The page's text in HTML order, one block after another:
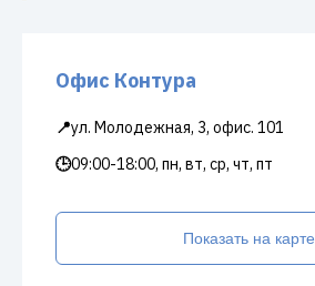
Офис Контура
📍ул. Молодежная, 3, офис. 101
🕒09:00-18:00, пн, вт, ср, чт, пт
Показать на карте